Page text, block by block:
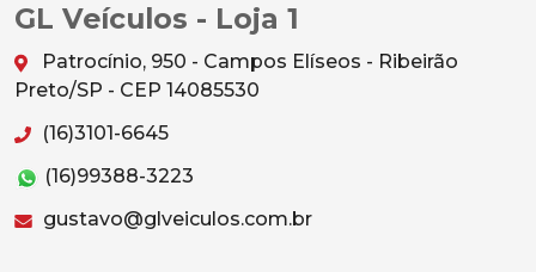
GL Veículos - Loja 1
Patrocínio, 950 - Campos Elíseos - Ribeirão
Preto/SP - CEP 14085530
(16)3101-6645
(16)99388-3223
gustavo@glveiculos.com.br